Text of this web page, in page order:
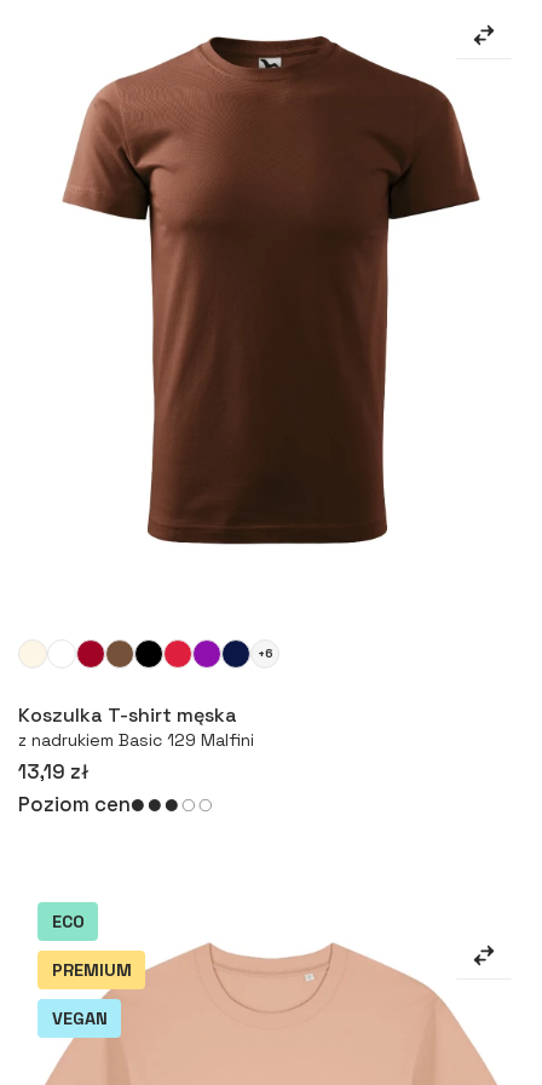
Więcej
+6
Koszulka T-shirt męska
z nadrukiem Basic 129 Malfini
13,19 zł
Poziom cen
ECO
PREMIUM
VEGAN